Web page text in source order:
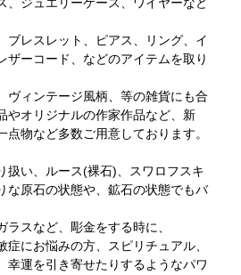
、ジュエリーケース、ワイヤーなど
ブレスレット、ピアス、リング、イ
ザーコード、などのアイテムを取り
ヴィンテージ風柄、等の雑貨にも合
やオリジナルの作家作品など、新
点物など多数ご用意しております。
扱い、ルース(裸石)、スワロフスキ
な原石の状態や、鉱石の状態でもバ
ラスなど、彫金をする時に、
症にお悩みの方、スピリチュアル、
幸運を引き寄せたりするようなパワ